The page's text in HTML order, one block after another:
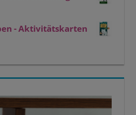
- Aktivitätskarten